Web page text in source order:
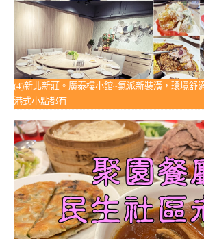
(4)新北新莊。廣泰樓小館~氣派新裝潢，環境舒
港式小點都有